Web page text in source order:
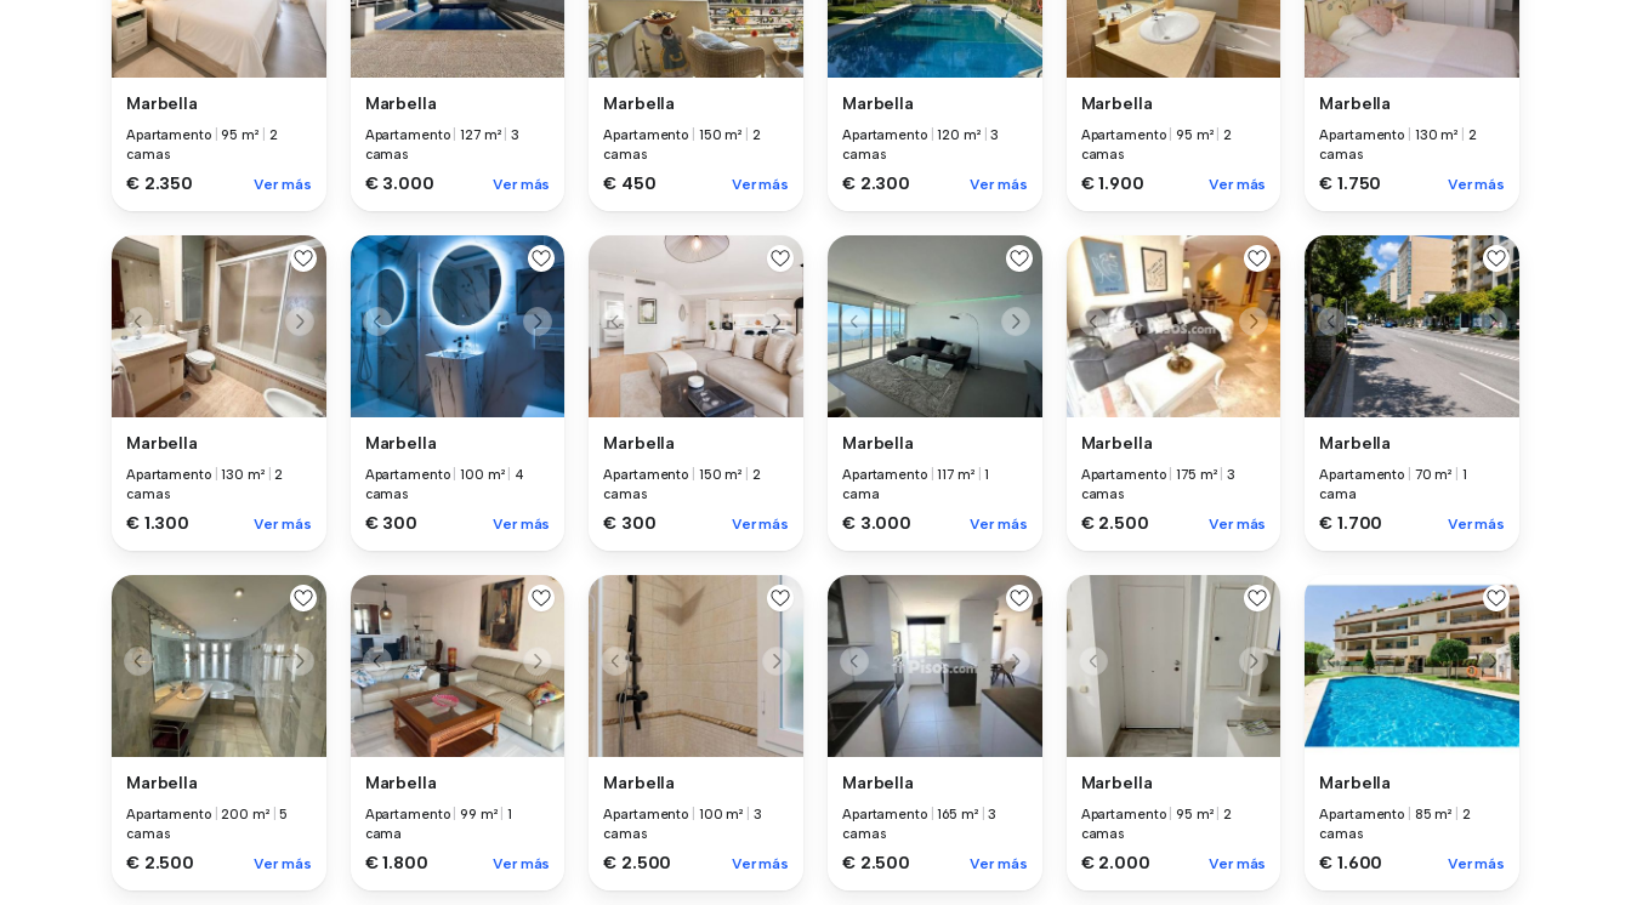
Marbella
Apartamento |95 m²
2
camas
€ 2.350 Ver más
Marbella
Apartamento |127 m² |3
camas
€ 3.000 Ver más
Marbella
Apartamento 150 m²
2
camas
€ 450 Ver más
Marbella
Apartamento |120 m² |3
camas
€ 2.300 Ver más
Marbella
Apartamento |95 m² |2
camas
€ 1.900 Ver más
Marbella
Apartamento 130 m²
2
camas
€ 1.750 Ver más
Marbella
Apartamento |130 m² |2
camas
€ 1.300 Ver más
Marbella
Apartamento |100 m²
4
camas
€ 300 Ver más
Marbella
Apartamento 150 m²
2
camas
€ 300 Ver más
Marbella
Apartamento |117 m² |1
cama
€ 3.000 Ver más
Marbella
Apartamento |175 m² |3
camas
€ 2.500 Ver más
Marbella
Apartamento 70 m²
1
cama
€ 1.700 Ver más
Marbella
Apartamento |200 m² |5
camas
€ 2.500 Ver más
Marbella
Apartamento |99 m² |1
cama
€ 1.800 Ver más
Marbella
Apartamento 100 m²
3
camas
€ 2.500 Ver más
Marbella
Apartamento |165 m² |3
camas
€ 2.500 Ver más
Marbella
Apartamento |95 m² |2
camas
€ 2.000 Ver más
Marbella
Apartamento 85 m²
2
camas
€ 1.600 Ver más